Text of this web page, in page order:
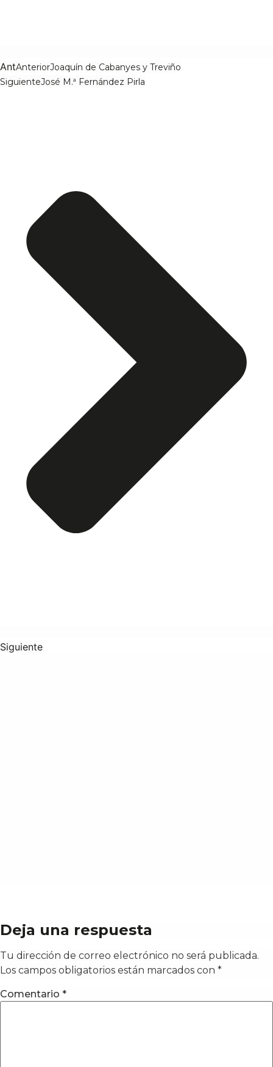
AntAnteriorJoaquín de Cabanyes y Treviño
SiguienteJosé M.ª Fernández Pirla
Siguiente
Deja una respuesta
Tu dirección de correo electrónico no será publicada.
Los campos obligatorios están marcados con *
Comentario *